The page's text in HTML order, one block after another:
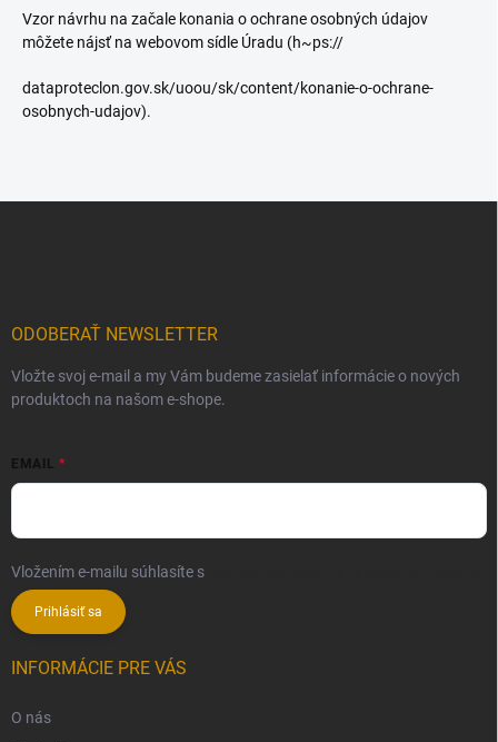
Vzor návrhu na začale konania o ochrane osobných údajov
môžete nájsť na webovom sídle Úradu (h~ps://
dataproteclon.gov.sk/uoou/sk/content/konanie-o-ochrane-
osobnych-udajov).
ODOBERAŤ NEWSLETTER
Vložte svoj e-mail a my Vám budeme zasielať informácie o nových
produktoch na našom e-shope.
EMAIL
Vložením e-mailu súhlasíte s
Prihlásiť sa
INFORMÁCIE PRE VÁS
O nás